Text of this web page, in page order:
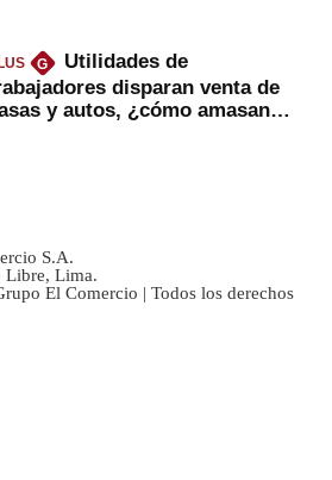
G
Utilidades de
disparan venta de
y autos, ¿cómo amasan
S.A.
Libre, Lima.
El Comercio | Todos los derechos